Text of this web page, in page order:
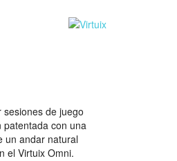
de juego
patentada con una
un andar natural
el Virtuix Omni.